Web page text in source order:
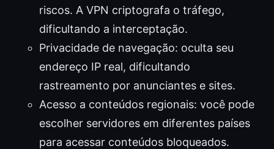
riscos. A VPN criptografa o tráfego,
dificultando a interceptação.
Privacidade de navegação: oculta seu
endereço IP real, dificultando
rastreamento por anunciantes e sites.
Acesso a conteúdos regionais: você pode
escolher servidores em diferentes países
para acessar conteúdos bloqueados.